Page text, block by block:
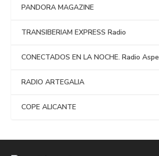
PANDORA MAGAZINE
TRANSIBERIAM EXPRESS Radio
CONECTADOS EN LA NOCHE. Radio
RADIO ARTEGALIA
COPE ALICANTE